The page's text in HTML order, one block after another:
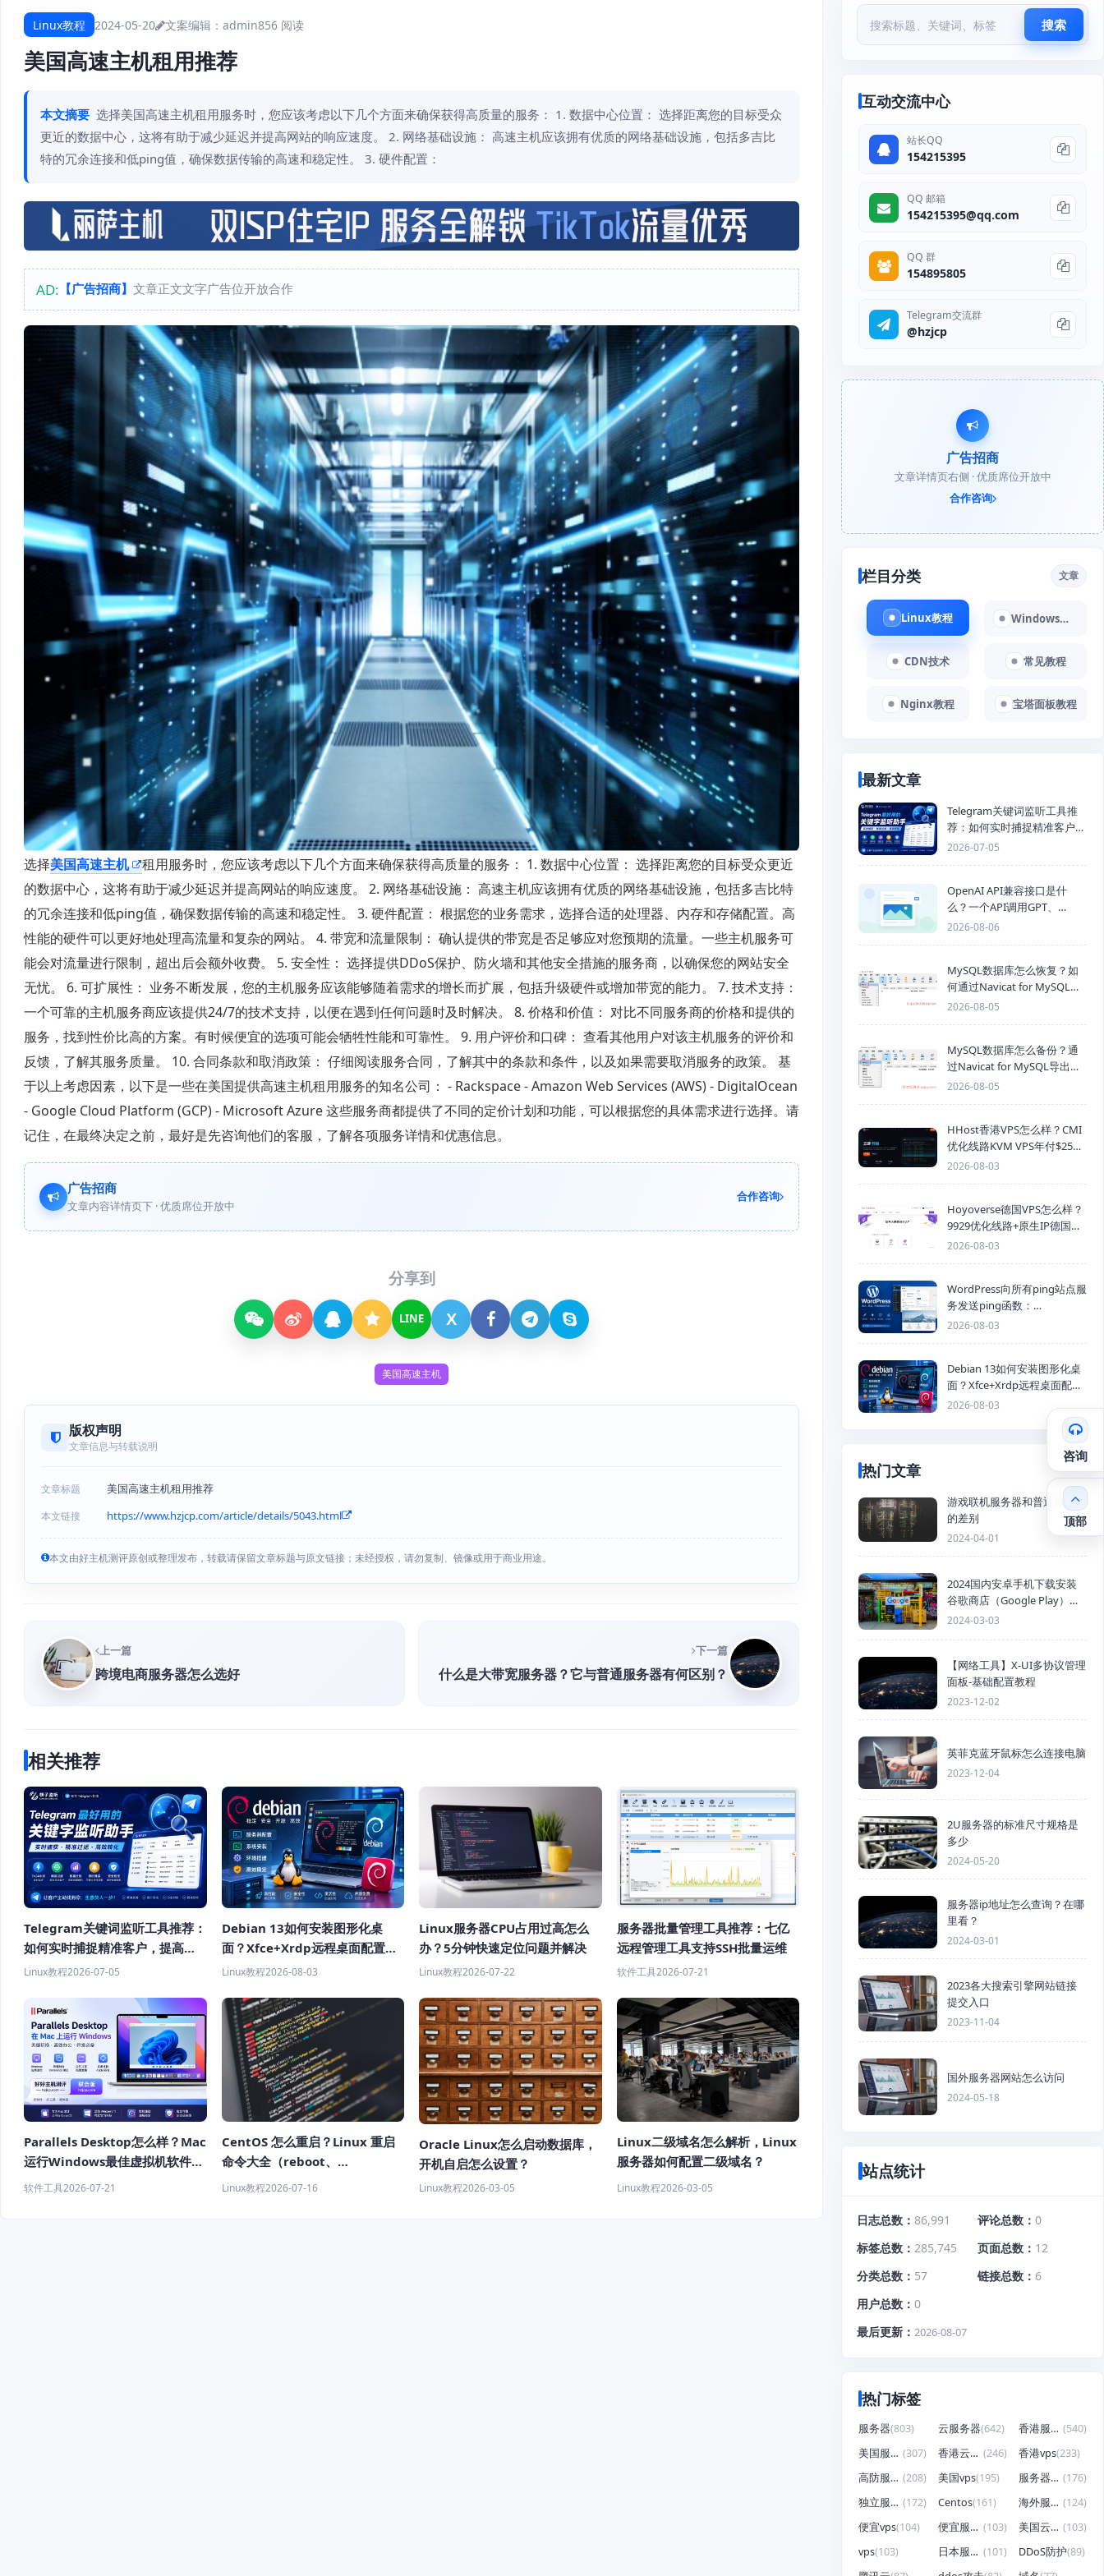
Linux教程 2024-05-20 文案编辑：admin856 阅读
美国高速主机租用推荐
本文摘要 选择美国高速主机租用服务时，您应该考虑以下几个方面来确保获得高质量的服务： 1. 数据中心位置： 选择距离您的目标受众
更近的数据中心，这将有助于减少延迟并提高网站的响应速度。 2. 网络基础设施： 高速主机应该拥有优质的网络基础设施，包括多吉比
特的冗余连接和低ping值，确保数据传输的高速和稳定性。 3. 硬件配置：
AD: 【广告招商】 文章正文文字广告位开放合作
选择美国高速主机
租用服务时，您应该考虑以下几个方面来确保获得高质量的服务： 1. 数据中心位置： 选择距离您的目标受众更近
的数据中心，这将有助于减少延迟并提高网站的响应速度。 2. 网络基础设施： 高速主机应该拥有优质的网络基础设施，包括多吉比特
的冗余连接和低ping值，确保数据传输的高速和稳定性。 3. 硬件配置： 根据您的业务需求，选择合适的处理器、内存和存储配置。高
性能的硬件可以更好地处理高流量和复杂的网站。 4. 带宽和流量限制： 确认提供的带宽是否足够应对您预期的流量。一些主机服务可
能会对流量进行限制，超出后会额外收费。 5. 安全性： 选择提供DDoS保护、防火墙和其他安全措施的服务商，以确保您的网站安全
无忧。 6. 可扩展性： 业务不断发展，您的主机服务应该能够随着需求的增长而扩展，包括升级硬件或增加带宽的能力。 7. 技术支持：
一个可靠的主机服务商应该提供24/7的技术支持，以便在遇到任何问题时及时解决。 8. 价格和价值： 对比不同服务商的价格和提供的
服务，找到性价比高的方案。有时候便宜的选项可能会牺牲性能和可靠性。 9. 用户评价和口碑： 查看其他用户对该主机服务的评价和
反馈，了解其服务质量。 10. 合同条款和取消政策： 仔细阅读服务合同，了解其中的条款和条件，以及如果需要取消服务的政策。 基
于以上考虑因素，以下是一些在美国提供高速主机租用服务的知名公司： - Rackspace - Amazon Web Services (AWS) - DigitalOcean
- Google Cloud Platform (GCP) - Microsoft Azure 这些服务商都提供了不同的定价计划和功能，可以根据您的具体需求进行选择。请
记住，在最终决定之前，最好是先咨询他们的客服，了解各项服务详情和优惠信息。
广告招商
文章内容详情页下 · 优质席位开放中
合作咨询
分享到
LINE X
美国高速主机
版权声明
文章信息与转载说明
文章标题 美国高速主机租用推荐
本文链接 https://www.hzjcp.com/article/details/5043.html
本文由好主机测评原创或整理发布，转载请保留文章标题与原文链接；未经授权，请勿复制、镜像或用于商业用途。
上一篇
跨境电商服务器怎么选好
下一篇
什么是大带宽服务器？它与普通服务器有何区别？
相关推荐
Telegram关键词监听工具推荐：
如何实时捕捉精准客户，提高获
客效率？
Linux教程2026-07-05
Debian 13如何安装图形化桌
面？Xfce+Xrdp远程桌面配置教
程
Linux教程2026-08-03
Linux服务器CPU占用过高怎么
办？5分钟快速定位问题并解决
Linux教程2026-07-22
服务器批量管理工具推荐：七亿
远程管理工具支持SSH批量运维
软件工具2026-07-21
Parallels Desktop怎么样？Mac
运行Windows最佳虚拟机软件推
荐
软件工具2026-07-21
CentOS 怎么重启？Linux 重启
命令大全（reboot、
shutdown、systemctl 教程）
Linux教程2026-07-16
Oracle Linux怎么启动数据库，
开机自启怎么设置？
Linux教程2026-03-05
Linux二级域名怎么解析，Linux
服务器如何配置二级域名？
Linux教程2026-03-05
搜索
互动交流中心
站长QQ
154215395
QQ 邮箱
154215395@qq.com
QQ 群
154895805
Telegram交流群
@hzjcp
广告招商
文章详情页右侧 · 优质席位开放中
合作咨询
栏目分类 文章
Linux教程 Windows教程
CDN技术 常见教程
Nginx教程 宝塔面板教程
最新文章
Telegram关键词监听工具推
荐：如何实时捕捉精准客户，
提高获客效率？
2026-07-05
OpenAI API兼容接口是什
么？一个API调用GPT、
Claude、Gemini、DeepSeek
2026-08-06
MySQL数据库怎么恢复？如
何通过Navicat for MySQL导
入SQL备份文件
2026-08-05
MySQL数据库怎么备份？通
过Navicat for MySQL导出
Mysql数据库为SQL格式备份
2026-08-05
HHost香港VPS怎么样？CMI
优化线路KVM VPS年付$25
起，4GB内存优惠套餐
2026-08-03
Hoyoverse德国VPS怎么样？
9929优化线路+原生IP德国
KVM VPS推荐
2026-08-03
WordPress向所有ping站点服
务发送ping函数：
generic_ping
2026-08-03
Debian 13如何安装图形化桌
面？Xfce+Xrdp远程桌面配置
教程
2026-08-03
热门文章
游戏联机服务器和普通服务器
的差别
2024-04-01
2024国内安卓手机下载安装
谷歌商店（Google Play）详
细步骤
2024-03-03
【网络工具】X-UI多协议管理
面板-基础配置教程
2023-12-02
英菲克蓝牙鼠标怎么连接电脑
2023-12-04
2U服务器的标准尺寸规格是
多少
2024-05-20
服务器ip地址怎么查询？在哪
里看？
2024-03-01
2023各大搜索引擎网站链接
提交入口
2023-11-04
国外服务器网站怎么访问
2024-05-18
站点统计
日志总数 86,991 评论总数
0
标签总数
285,745 页面总数
12
分类总数
57 链接总数
6
用户总数
0
最后更新
2026-08-07
热门标签
服务器(803) 云服务器(642) 香港服务器 (540)
美国服务器 (307) 香港云服务器 (246) 香港vps(233)
高防服务器 (208) 美国vps(195) 服务器租用 (176)
独立服务器 (172) Centos(161) 海外服务器 (124)
便宜vps(104) 便宜服务器 (103) 美国云服务器 (103)
vps(103) 日本服务器 (101) DDoS防护(89)
咨询
顶部